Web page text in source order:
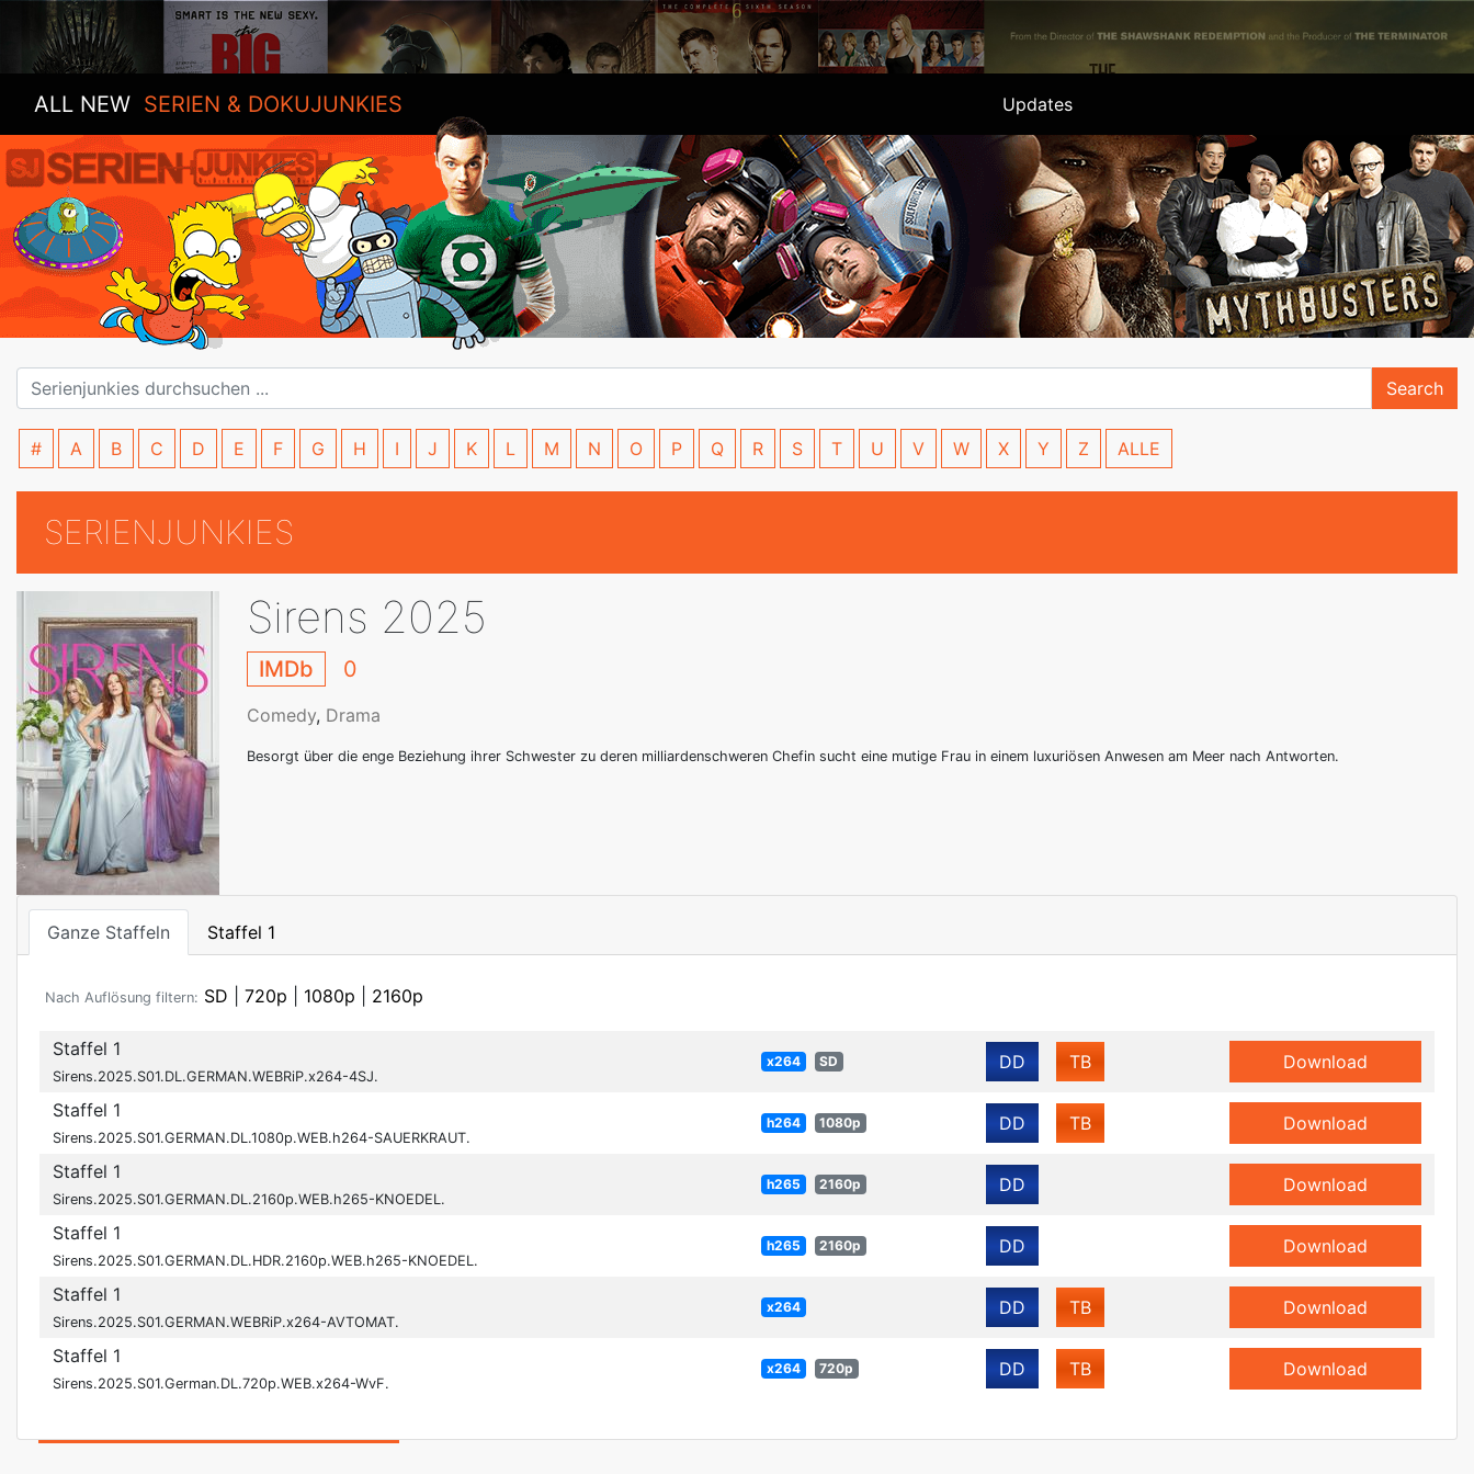
ALL NEW SERIEN & DOKUJUNKIES Updates
Search
# A B C D E F G H I J K L M N O P Q R S T U V W X Y Z ALLE
SERIENJUNKIES
Sirens 2025
IMDb 0
Comedy, Drama
Besorgt über die enge Beziehung ihrer Schwester zu deren milliardenschweren Chefin sucht eine mutige Frau in einem luxuriösen Anwesen am Meer nach Antworten.
Ganze Staffeln Staffel 1
Nach Auflösung filtern: SD 720p 1080p 2160p
Staffel 1
Sirens.2025.S01.DL.GERMAN.WEBRiP.x264-4SJ.
x264 SD DD TB Download
Staffel 1
Sirens.2025.S01.GERMAN.DL.1080p.WEB.h264-SAUERKRAUT.
h264 1080p DD TB Download
Staffel 1
Sirens.2025.S01.GERMAN.DL.2160p.WEB.h265-KNOEDEL.
h265 2160p DD Download
Staffel 1
Sirens.2025.S01.GERMAN.DL.HDR.2160p.WEB.h265-KNOEDEL.
h265 2160p DD Download
Staffel 1
Sirens.2025.S01.GERMAN.WEBRiP.x264-AVTOMAT.
x264 DD TB Download
Staffel 1
Sirens.2025.S01.German.DL.720p.WEB.x264-WvF.
x264 720p DD TB Download